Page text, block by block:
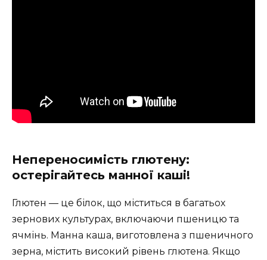
Непереносимість глютену:
остерігайтесь манної каші!
Глютен — це білок, що міститься в багатьох
зернових культурах, включаючи пшеницю та
ячмінь. Манна каша, виготовлена з пшеничного
зерна, містить високий рівень глютена. Якщо